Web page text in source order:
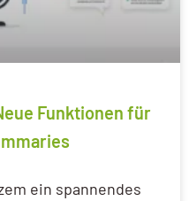
Funktionen für
ein spannendes